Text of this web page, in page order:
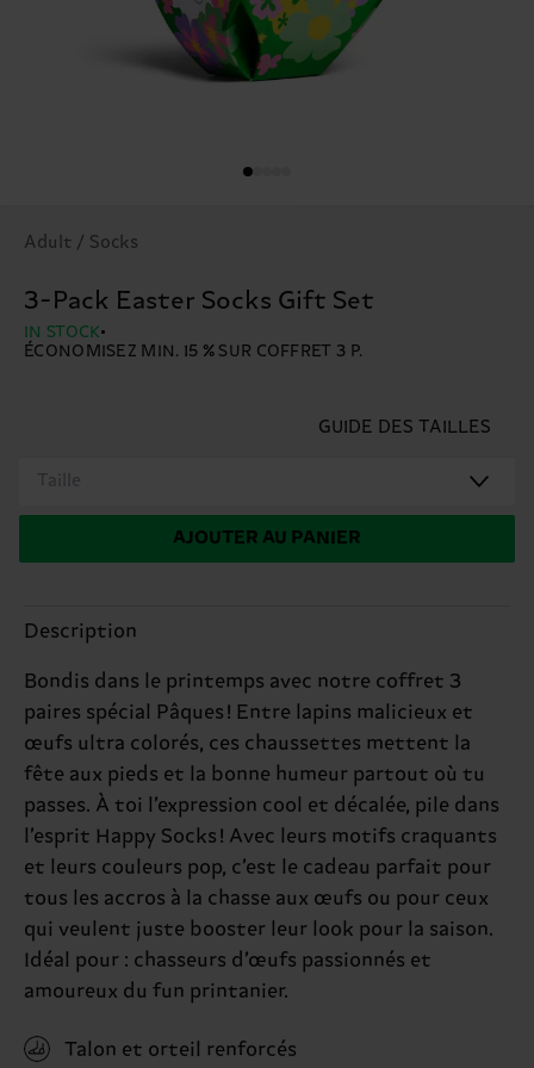
Adult / Socks
3-Pack Easter Socks Gift Set
IN STOCK
ÉCONOMISEZ MIN. 15 % SUR COFFRET 3 P.
GUIDE DES TAILLES
Taille
AJOUTER AU PANIER
Description
Bondis dans le printemps avec notre coffret 3
paires spécial Pâques ! Entre lapins malicieux et
œufs ultra colorés, ces chaussettes mettent la
fête aux pieds et la bonne humeur partout où tu
passes. À toi l’expression cool et décalée, pile dans
l’esprit Happy Socks ! Avec leurs motifs craquants
et leurs couleurs pop, c’est le cadeau parfait pour
tous les accros à la chasse aux œufs ou pour ceux
qui veulent juste booster leur look pour la saison.
Idéal pour : chasseurs d’œufs passionnés et
amoureux du fun printanier.
Talon et orteil renforcés